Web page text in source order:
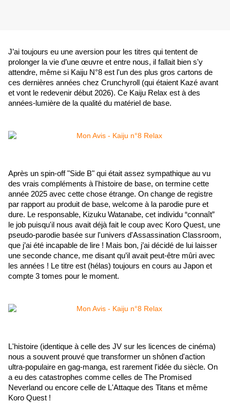
J’ai toujours eu une aversion pour les titres qui tentent de
prolonger la vie d’une œuvre et entre nous, il fallait bien s'y
attendre, même si Kaiju N°8 est l'un des plus gros cartons de
ces dernières années chez Crunchyroll (qui étaient Kazé avant
et vont le redevenir début 2026). Ce Kaiju Relax est à des
années-lumière de la qualité du matériel de base.
Après un spin-off "Side B" qui était assez sympathique au vu
des vrais compléments à l'histoire de base, on termine cette
année 2025 avec cette chose étrange. On change de registre
par rapport au produit de base, welcome à la parodie pure et
dure. Le responsable, Kizuku Watanabe, cet individu “connaît”
le job puisqu'il nous avait déjà fait le coup avec Koro Quest, une
pseudo-parodie basée sur l'univers d'Assassination Classroom,
que j’ai été incapable de lire ! Mais bon, j’ai décidé de lui laisser
une seconde chance, me disant qu’il avait peut-être mûri avec
les années ! Le titre est (hélas) toujours en cours au Japon et
compte 3 tomes pour le moment.
L'histoire (identique à celle des JV sur les licences de cinéma)
nous a souvent prouvé que transformer un shônen d'action
ultra-populaire en gag-manga, est rarement l'idée du siècle. On
a eu des catastrophes comme celles de The Promised
Neverland ou encore celle de L'Attaque des Titans et même
Koro Quest !